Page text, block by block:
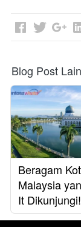
Blog Post
Beragam
Malaysia
It Dikunjungi!